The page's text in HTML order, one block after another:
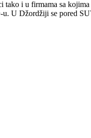
i u firmama sa kojima
U Džordžiji se pored